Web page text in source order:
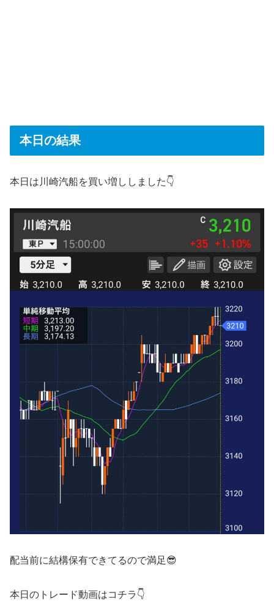
本日の結果
本日は川崎汽船を買い増ししました👇
配当前に結構保有できてるので満足😎
本日のトレード動画はコチラ👇